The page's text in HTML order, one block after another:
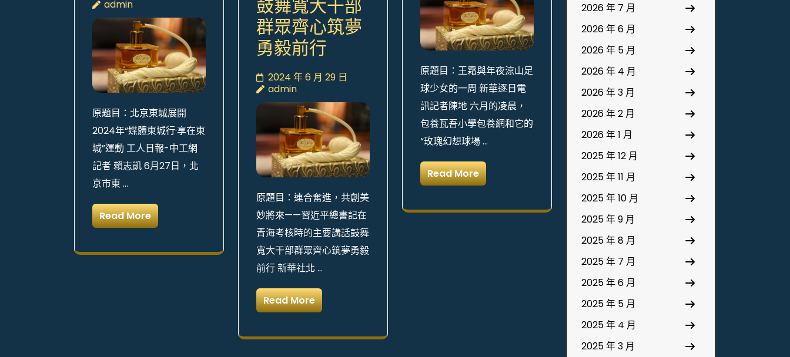
admin
原題目：北京東城展開
2024年“媒體東城行·享在東
城”運動 工人日報-中工網
記者 賴志凱 6月27日，北
京市東 …
Read More
鼓舞寬大干部
群眾齊心筑夢
勇毅前行
2024 年 6 月 29 日
admin
原題目：連合奮進，共創美
妙將來——習近平總書記在
青海考核時的主要講話鼓舞
寬大干部群眾齊心筑夢勇毅
前行 新華社北 …
Read More
原題目：王霜與年夜涼山足
球少女的一周 新華逐日電
訊記者陳地 六月的凌晨，
包養瓦吾小學包養網和它的
“玫瑰幻想球場 …
Read More
2026 年 7 月
2026 年 6 月
2026 年 5 月
2026 年 4 月
2026 年 3 月
2026 年 2 月
2026 年 1 月
2025 年 12 月
2025 年 11 月
2025 年 10 月
2025 年 9 月
2025 年 8 月
2025 年 7 月
2025 年 6 月
2025 年 5 月
2025 年 4 月
2025 年 3 月